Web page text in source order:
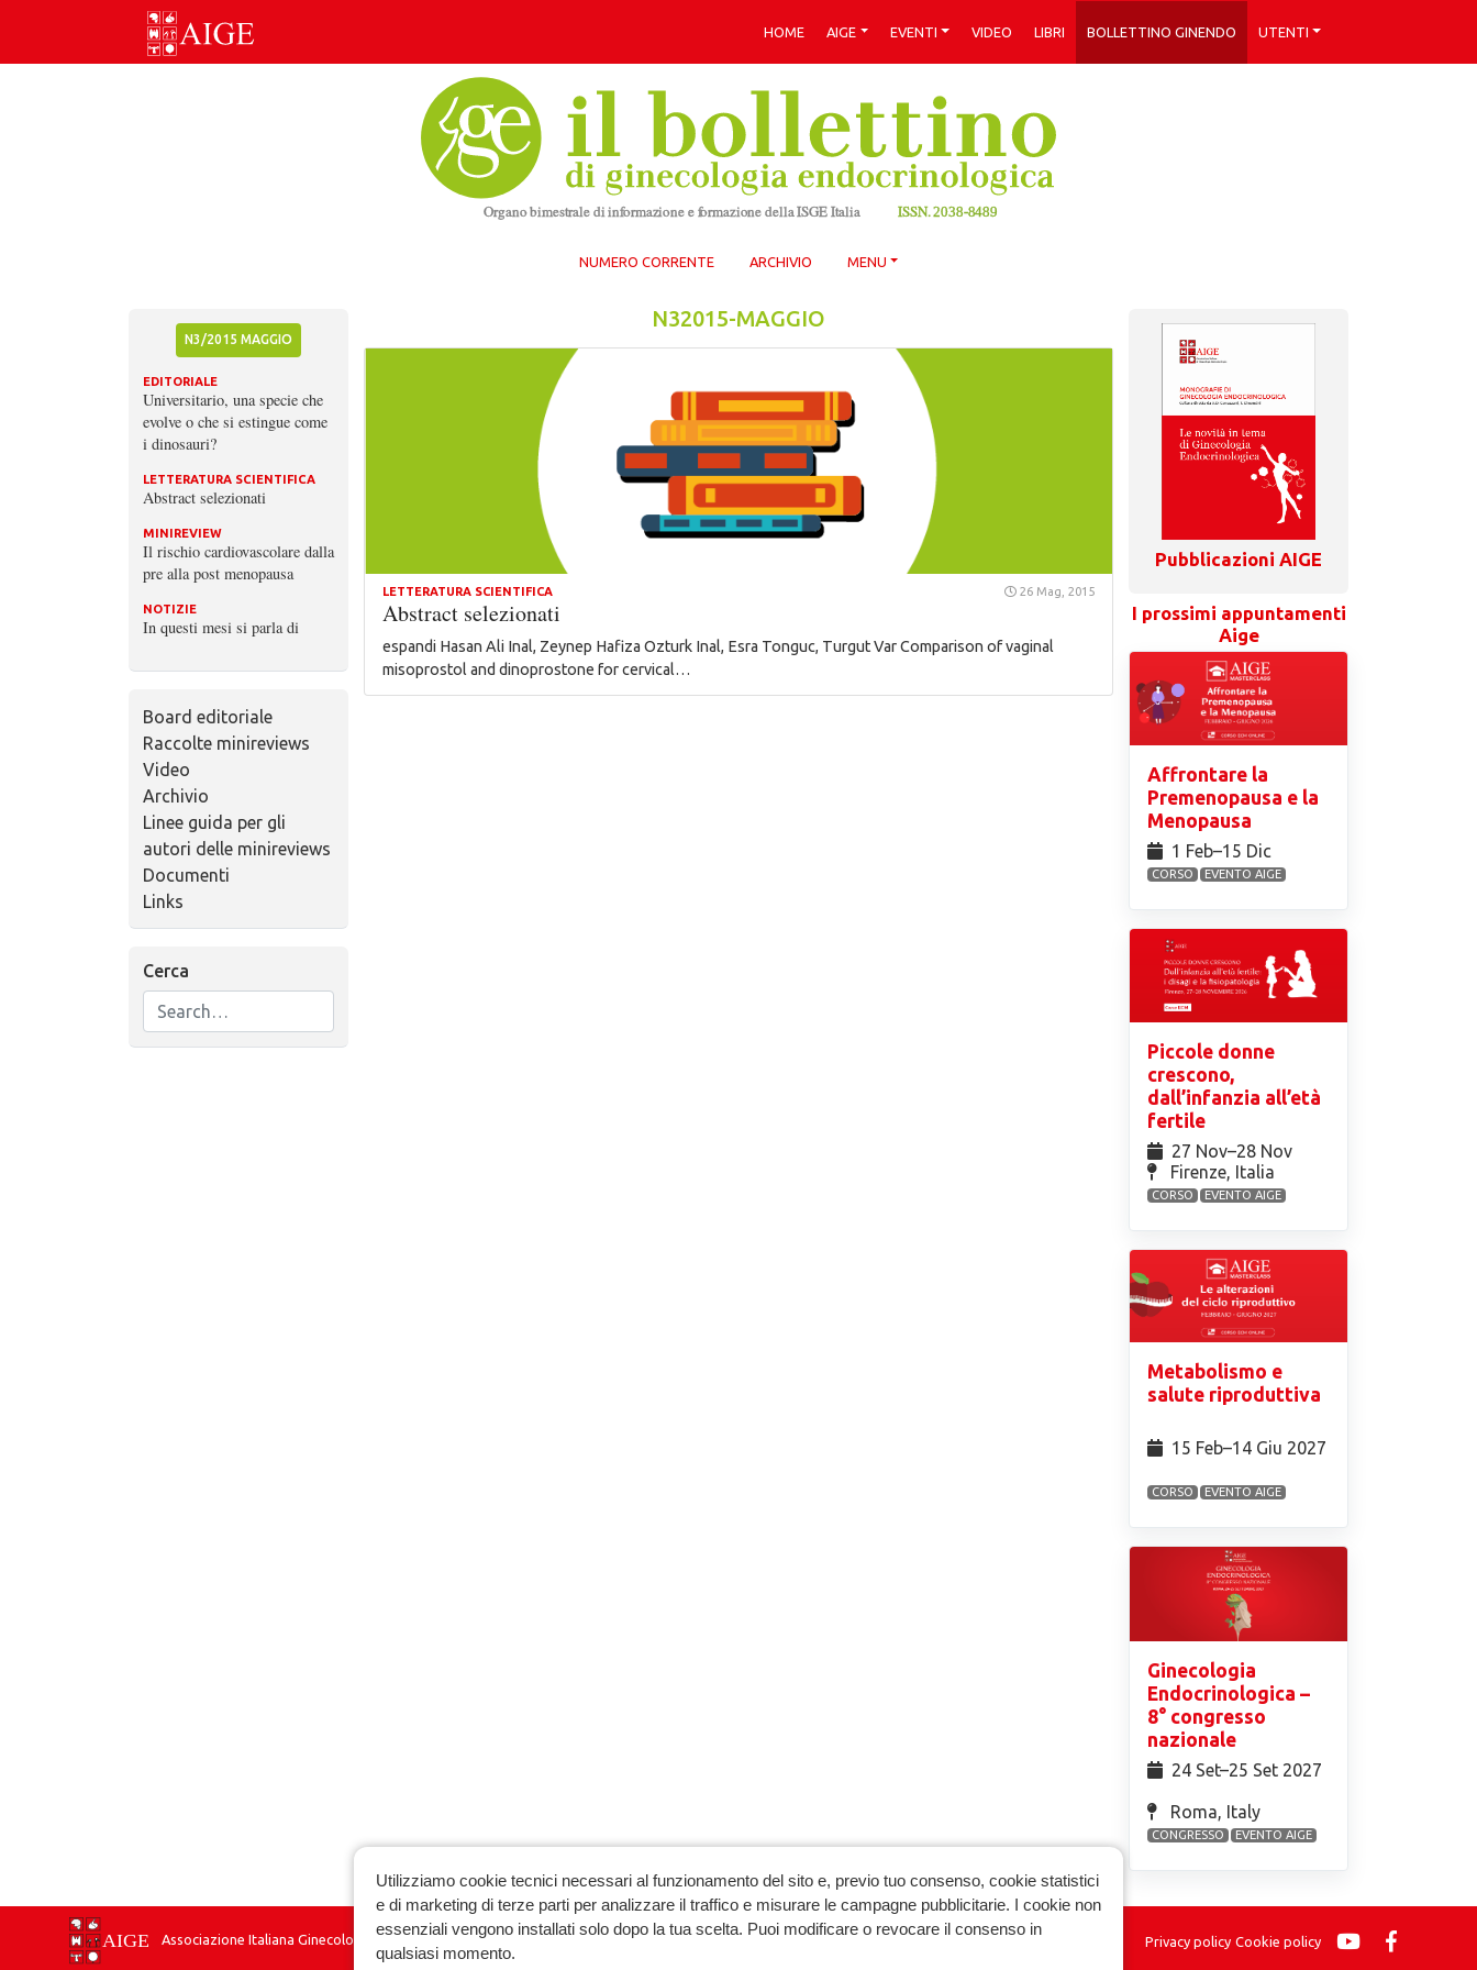
Skip
HOME AIGE EVENTI VIDEO LIBRI BOLLETTINO GINENDO UTENTI
NUMERO CORRENTE ARCHIVIO MENU
N3/2015 MAGGIO
EDITORIALE
Universitario, una specie che
evolve o che si estingue come
i dinosauri?
LETTERATURA SCIENTIFICA
Abstract selezionati
MINIREVIEW
Il rischio cardiovascolare dalla
pre alla post menopausa
NOTIZIE
In questi mesi si parla di
Board editoriale
Raccolte minireviews
Video
Archivio
Linee guida per gli
autori delle minireviews
Documenti
Links
Cerca
N32015-MAGGIO
LETTERATURA SCIENTIFICA 26 Mag, 2015
Abstract selezionati
espandi Hasan Ali Inal, Zeynep Hafiza Ozturk Inal, Esra Tonguc, Turgut Var Comparison of vaginal
misoprostol and dinoprostone for cervical…
Pubblicazioni AIGE
I prossimi appuntamenti
Aige
Affrontare la
Premenopausa e la
Menopausa
1 Feb⁠–15 Dic
CORSO EVENTO AIGE
Piccole donne
crescono,
dall’infanzia all’età
fertile
27 Nov⁠–28 Nov
Firenze, Italia
CORSO EVENTO AIGE
Metabolismo e
salute riproduttiva
15 Feb⁠–14 Giu 2027
CORSO EVENTO AIGE
Ginecologia
Endocrinologica –
8° congresso
nazionale
24 Set⁠–25 Set 2027
Roma, Italy
CONGRESSO EVENTO AIGE
Associazione Italiana Ginecologia Endocrinologica Privacy policy Cookie policy
Utilizziamo cookie tecnici necessari al funzionamento del sito e, previo tuo consenso, cookie statistici
e di marketing di terze parti per analizzare il traffico e misurare le campagne pubblicitarie. I cookie non
essenziali vengono installati solo dopo la tua scelta. Puoi modificare o revocare il consenso in
qualsiasi momento.